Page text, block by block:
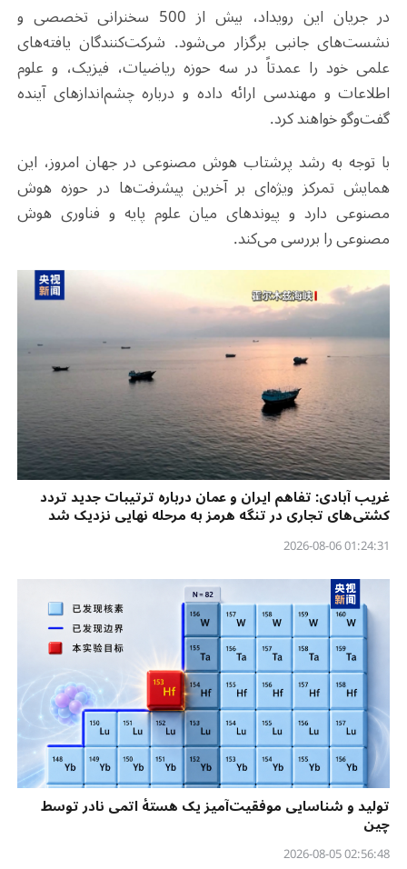
در جریان این رویداد، بیش از 500 سخنرانی تخصصی و
نشست‌های جانبی برگزار می‌شود. شرکت‌کنندگان یافته‌های
علمی خود را عمدتاً در سه حوزه ریاضیات، فیزیک، و علوم
اطلاعات و مهندسی ارائه داده و درباره چشم‌اندازهای آینده
گفت‌وگو خواهند کرد.
با توجه به رشد پرشتاب هوش مصنوعی در جهان امروز، این
همایش تمرکز ویژه‌ای بر آخرین پیشرفت‌ها در حوزه هوش
مصنوعی دارد و پیوندهای میان علوم پایه و فناوری هوش
مصنوعی را بررسی می‌کند.
غریب آبادی: تفاهم ایران و عمان درباره ترتیبات جدید تردد
کشتی‌های تجاری در تنگه هرمز به مرحله نهایی نزدیک شد
01:24:31 2026-08-06
تولید و شناسایی موفقیت‌آمیز یک هستهٔ اتمی نادر توسط
چین
02:56:48 2026-08-05